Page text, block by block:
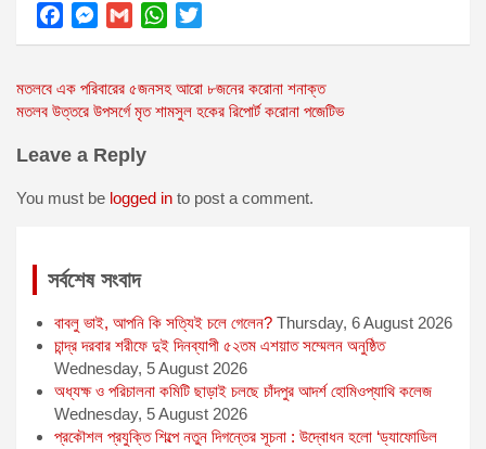
F
c
e
o
M
s
s
g
G
a
i
W
a
t
A
p
T
i
t
r
Post
navigation
মতলবে এক পরিবারের ৫জনসহ আরো ৮জনের করোনা শনাক্ত
মতলব উত্তরে উপসর্গে মৃত শামসুল হকের রিপোর্ট করোনা পজেটিভ
Leave a Reply
You must be logged in to post a comment.
সর্বশেষ সংবাদ
বাবলু ভাই, আপনি কি সত্যিই চলে গেলেন? Thursday, 6 August 2026
চান্দ্র দরবার শরীফে দুই দিনব্যাপী ৫২তম এশয়াত সম্মেলন অনুষ্ঠিত
Wednesday, 5 August 2026
অধ্যক্ষ ও পরিচালনা কমিটি ছাড়াই চলছে চাঁদপুর আদর্শ হোমিওপ্যাথি কলেজ
Wednesday, 5 August 2026
প্রকৌশল প্রযুক্তি শিল্পে নতুন দিগন্তের সূচনা : উদ্বোধন হলো ‘ড্যাফোডিল